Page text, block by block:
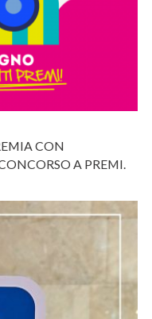
CON
A PREMI.